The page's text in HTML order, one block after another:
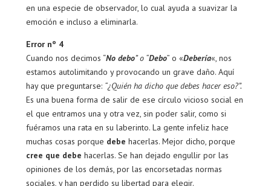
en una especie de observador, lo cual ayuda a suavizar la
emoción e incluso a eliminarla.
Error nº 4
Cuando nos decimos “No debo” o “Debo” o «Debería«, nos
estamos autolimitando y provocando un grave daño. Aquí
hay que preguntarse: “¿Quién ha dicho que debes hacer eso?”.
Es una buena forma de salir de ese círculo vicioso social en
el que entramos una y otra vez, sin poder salir, como si
fuéramos una rata en su laberinto. La gente infeliz hace
muchas cosas porque debe hacerlas. Mejor dicho, porque
cree que debe hacerlas. Se han dejado engullir por las
opiniones de los demás, por las encorsetadas normas
sociales, y han perdido su libertad para elegir.